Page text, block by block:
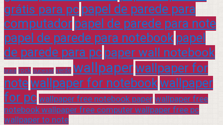
grátis para pc papel de parede para
computador papel de parede para note
papel de parede para notebook papel
de parede para pc paper wall notebook
praia rock sucesso verde wallpaperwallpaper for
notewallpaper for notebookwallpaper
for pc wallpaper free notebook paper wallpaper free
notebook wallpaper free computer wallpaper free pc
wallpaper to note